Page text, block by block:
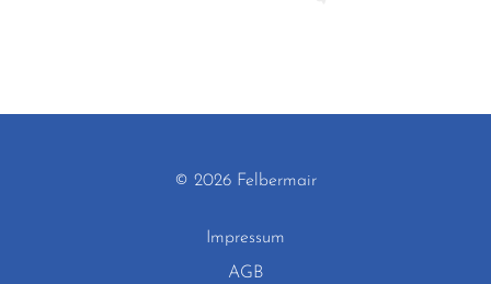
© 2026 Felbermair
Impressum
AGB